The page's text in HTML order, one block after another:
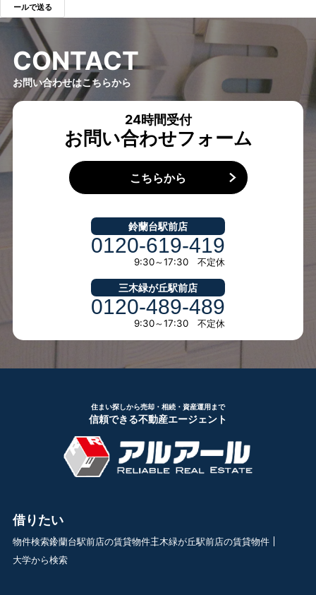
ールで送る
CONTACT
お問い合わせはこちらから
24時間受付
お問い合わせフォーム
こちらから
鈴蘭台駅前店
0120-619-419
9:30～17:30 不定休
三木緑が丘駅前店
0120-489-489
9:30～17:30 不定休
住まい探しから売却・相続・資産運用まで
信頼できる不動産エージェント
借りたい
物件検索鈴蘭台駅前店の賃貸物件三木緑が丘駅前店の賃貸物件
大学から検索